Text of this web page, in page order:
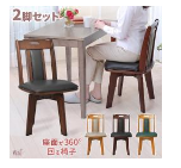
ア チェ